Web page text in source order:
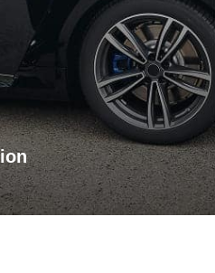
je vous propose un service
et confortable. Que ce soit
ou professionnelles,
adapté à vos besoins,
sûrs et sur mesure.